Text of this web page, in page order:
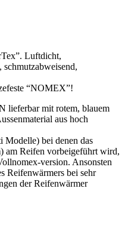
Luftdicht,
schmutzabweisend,
“NOMEX”!
mit rotem, blauem
aus hoch
Modelle) bei denen das
am Reifen vorbeigeführt wird,
version. Ansonsten
Reifenwärmers bei sehr
der Reifenwärmer